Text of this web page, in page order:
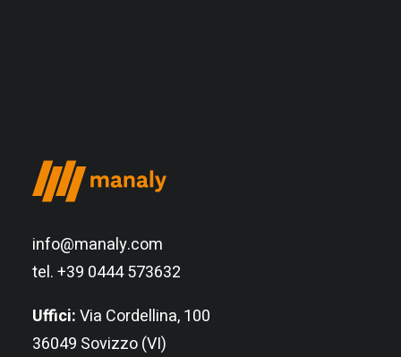
info@manaly.com
tel. +39 0444 573632
Uffici:Via Cordellina, 100
36049 Sovizzo (VI)